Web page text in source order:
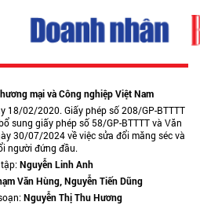
mại và Công nghiệp Việt Nam
18/02/2020. Giấy phép số 208/GP-BTTTT
sung giấy phép số 58/GP-BTTTT và Văn
30/07/2024 về việc sửa đổi măng séc và
người đứng đầu.
Nguyễn Linh Anh
Văn Hùng, Nguyễn Tiến Dũng
Nguyễn Thị Thu Hương